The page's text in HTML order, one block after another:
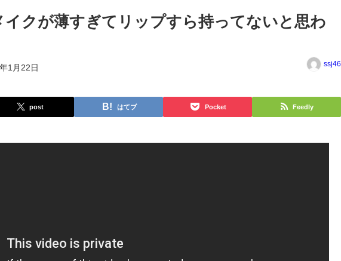
イクが薄すぎてリップすら持ってないと思わ
1月22日 ssj46
post はてブ Pocket Feedly